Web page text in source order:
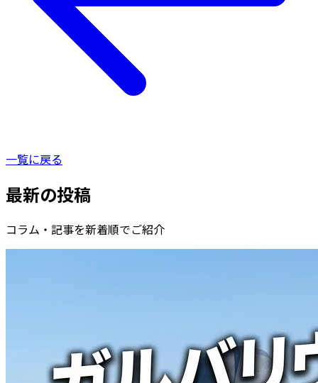
一覧に戻る
最新の投稿
コラム・記事を新着順でご紹介